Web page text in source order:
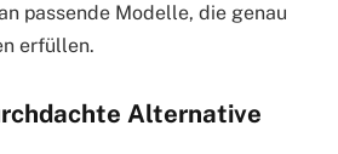
passende Modelle, die genau
erfüllen.
Alternative